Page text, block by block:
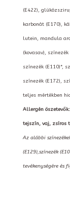
(E422),
karbonát (E170),
lutein, mandula
(kovasav),
színezék (E110)*,
színezék (E172),
teljes mértékben
Allergén
tejszín, vaj, zsíros
Az alábbi
(E129),színezék
tevékenységére és